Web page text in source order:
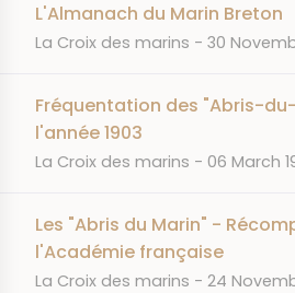
L'Almanach du Marin Breton
JOURNAL
La Croix des marins DATE
30
Fréquentation des "Abris-
l'année 1903
JOURNAL
La Croix des marins DATE
06 March
Les "Abris du Marin" -
l'Académie française
JOURNAL
La Croix des marins DATE
24